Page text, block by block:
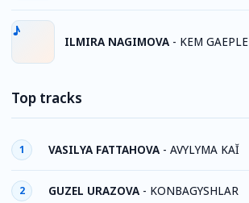
ILMIRA NAGIMOVA - KEM GAEPLE
Top tracks
1 VASILYA FATTAHOVA - AVYLYMA KAĬ
2 GUZEL URAZOVA - KONBAGYSHLAR